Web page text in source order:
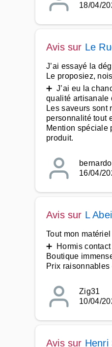
18/04/
Avis sur Le
J’ai essayé la
Le proposiez,
➕ J’ai eu la
qualité artisanale
Les saveurs sont
personnalité tout
Mention spéciale
produit.
16/04/
Avis sur L
Tout mon
➕ Hormis
Boutique
Prix raisonnables
Zig31
10/04/
Avis sur Henri